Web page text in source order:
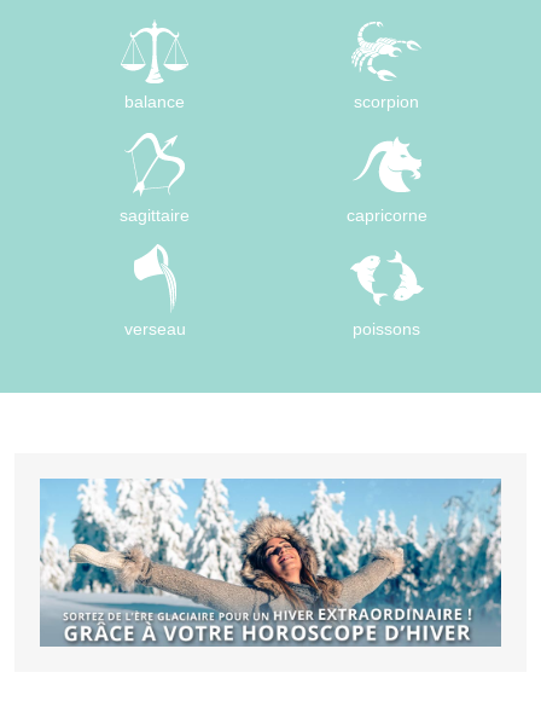
balance scorpion
sagittaire capricorne
verseau poissons